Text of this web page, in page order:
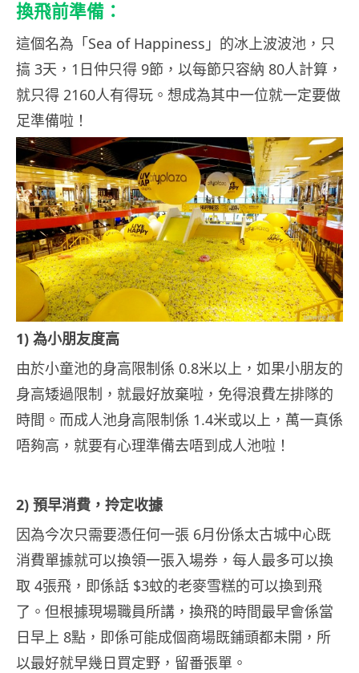
換飛前準備：
這個名為「Sea of Happiness」的冰上波波池，只
搞 3天，1日仲只得 9節，以每節只容納 80人計算，
就只得 2160人有得玩。想成為其中一位就一定要做
足準備啦！
1) 為小朋友度高
由於小童池的身高限制係 0.8米以上，如果小朋友的
身高矮過限制，就最好放棄啦，免得浪費左排隊的
時間。而成人池身高限制係 1.4米或以上，萬一真係
唔夠高，就要有心理準備去唔到成人池啦！
2) 預早消費，拎定收據
因為今次只需要憑任何一張 6月份係太古城中心既
消費單據就可以換領一張入場券，每人最多可以換
取 4張飛，即係話 $3蚊的老麥雪糕的可以換到飛
了。但根據現場職員所講，換飛的時間最早會係當
日早上 8點，即係可能成個商場既鋪頭都未開，所
以最好就早幾日買定野，留番張單。